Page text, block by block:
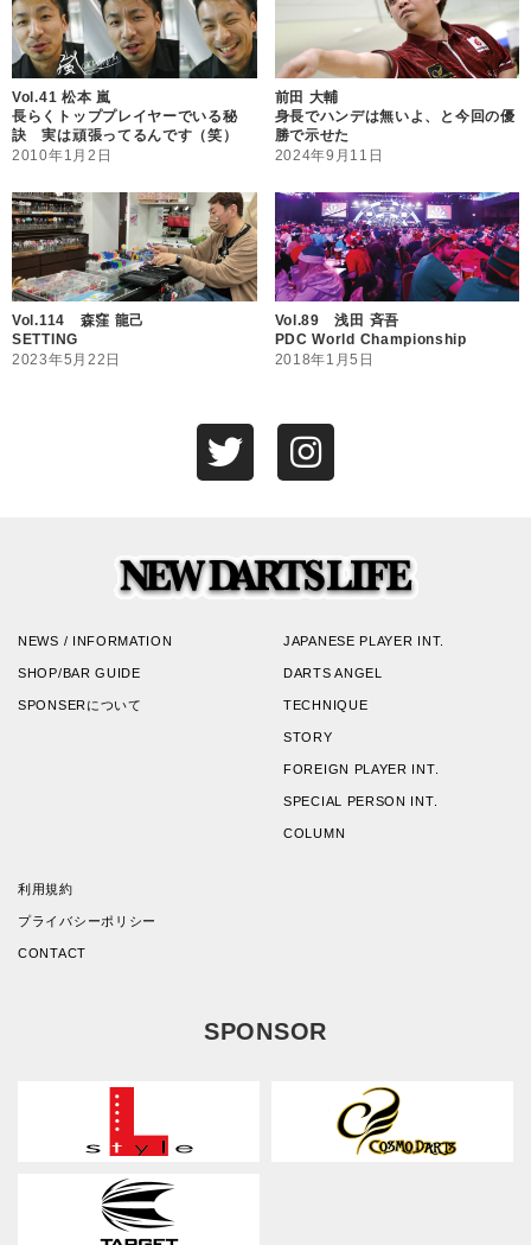
Vol.41 松本 嵐
長らくトッププレイヤーでいる秘
訣 実は頑張ってるんです（笑）
2010年1月2日
前田 大輔
身長でハンデは無いよ、と今回の優
勝で示せた
2024年9月11日
Vol.114 森窪 龍己
SETTING
2023年5月22日
Vol.89 浅田 斉吾
PDC World Championship
2018年1月5日
NEWS / INFORMATION
SHOP/BAR GUIDE
SPONSERについて
JAPANESE PLAYER INT.
DARTS ANGEL
TECHNIQUE
STORY
FOREIGN PLAYER INT.
SPECIAL PERSON INT.
COLUMN
利用規約
プライバシーポリシー
CONTACT
SPONSOR